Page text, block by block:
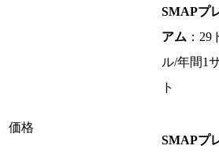
価格
SMAPプ
アム ：29
ル/年間1
ト
SMAPプ